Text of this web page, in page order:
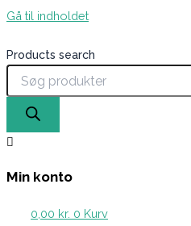
Gå til indholdet
Products search
Min konto
0,00 kr. 0 Kurv